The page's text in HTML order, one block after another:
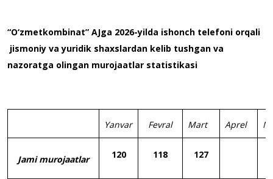
“O‘zmetkombinat” AJga 2026-yilda ishonch telefoni orqali
jismoniy va yuridik shaxslardan kelib tushgan va
nazoratga olingan murojaatlar statistikasi
Yanvar Fevral Mart Aprel
Jami murojaatlar 120 118 127